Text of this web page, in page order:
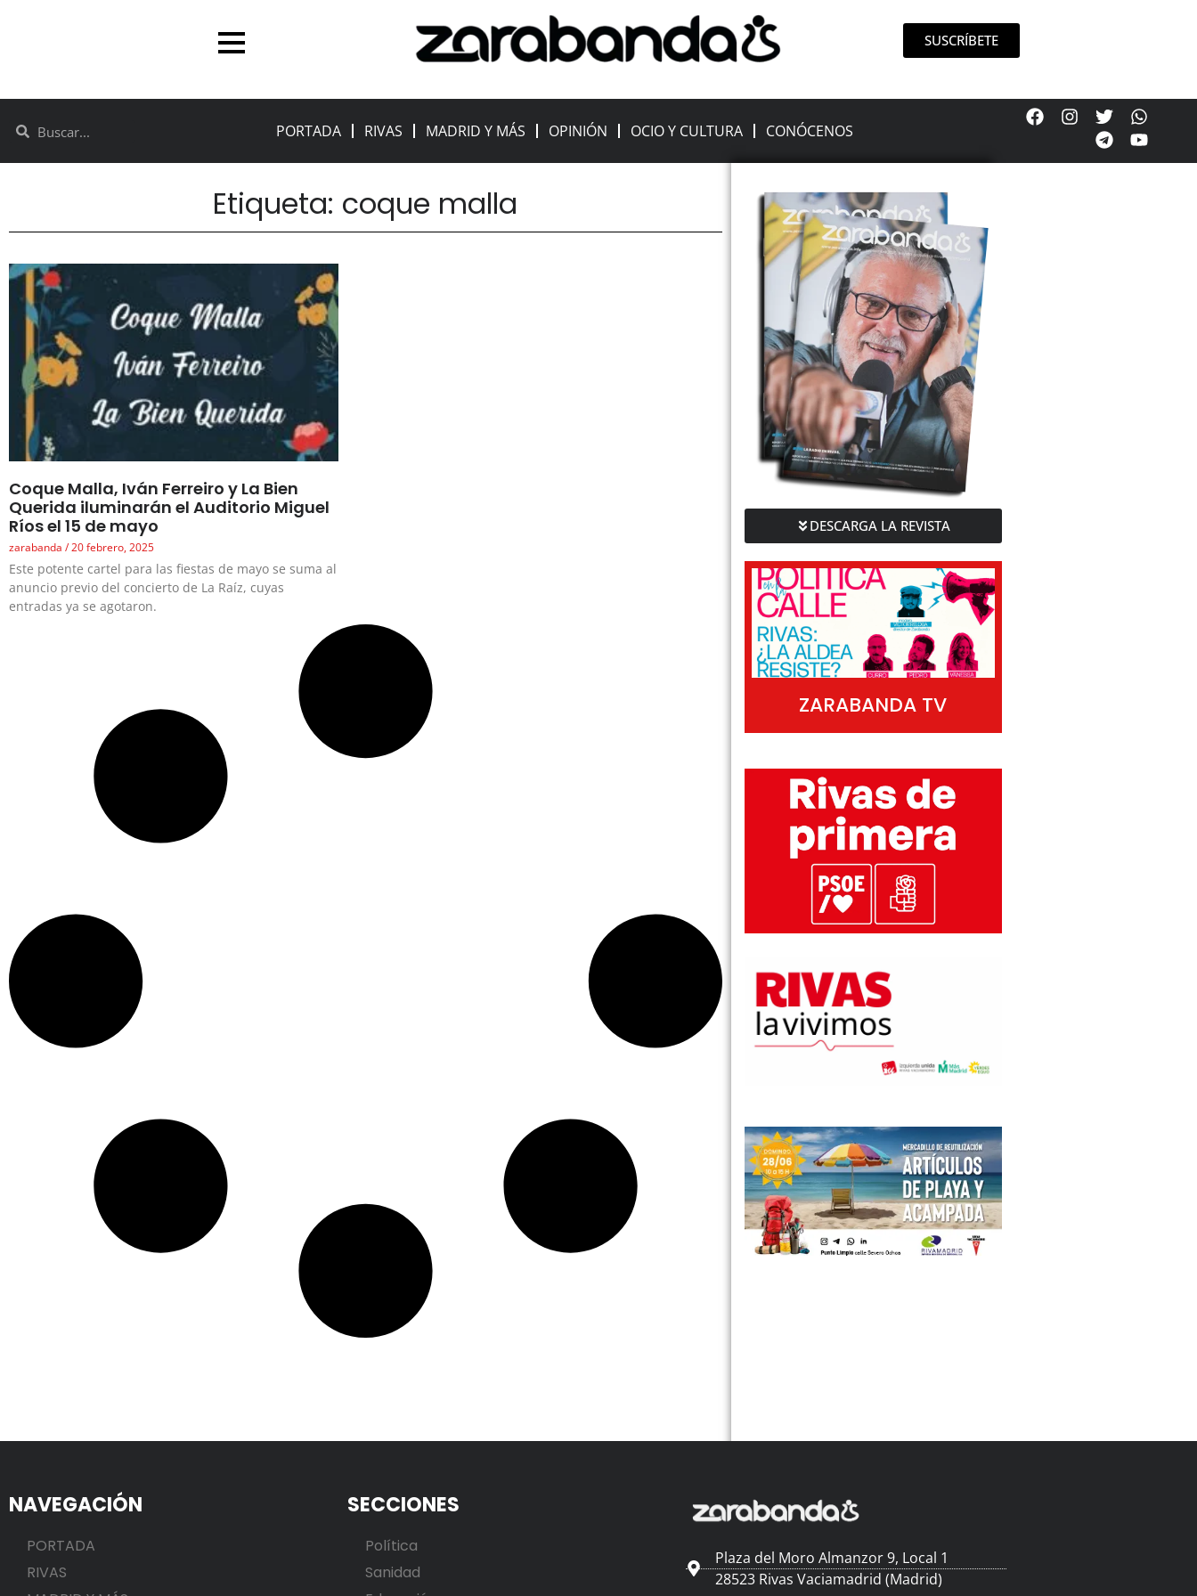
SUSCRÍBETE
PORTADA RIVAS MADRID Y MÁS OPINIÓN OCIO Y CULTURA CONÓCENOS
Etiqueta: coque malla
Coque Malla, Iván Ferreiro y La Bien
Querida iluminarán el Auditorio Miguel
Ríos el 15 de mayo
zarabanda 20 febrero, 2025
Este potente cartel para las fiestas de mayo se suma al
anuncio previo del concierto de La Raíz, cuyas
entradas ya se agotaron.
DESCARGA LA REVISTA
ZARABANDA TV
NAVEGACIÓN
PORTADA
RIVAS
SECCIONES
Política
Sanidad
Plaza del Moro Almanzor 9, Local 1
28523 Rivas Vaciamadrid (Madrid)